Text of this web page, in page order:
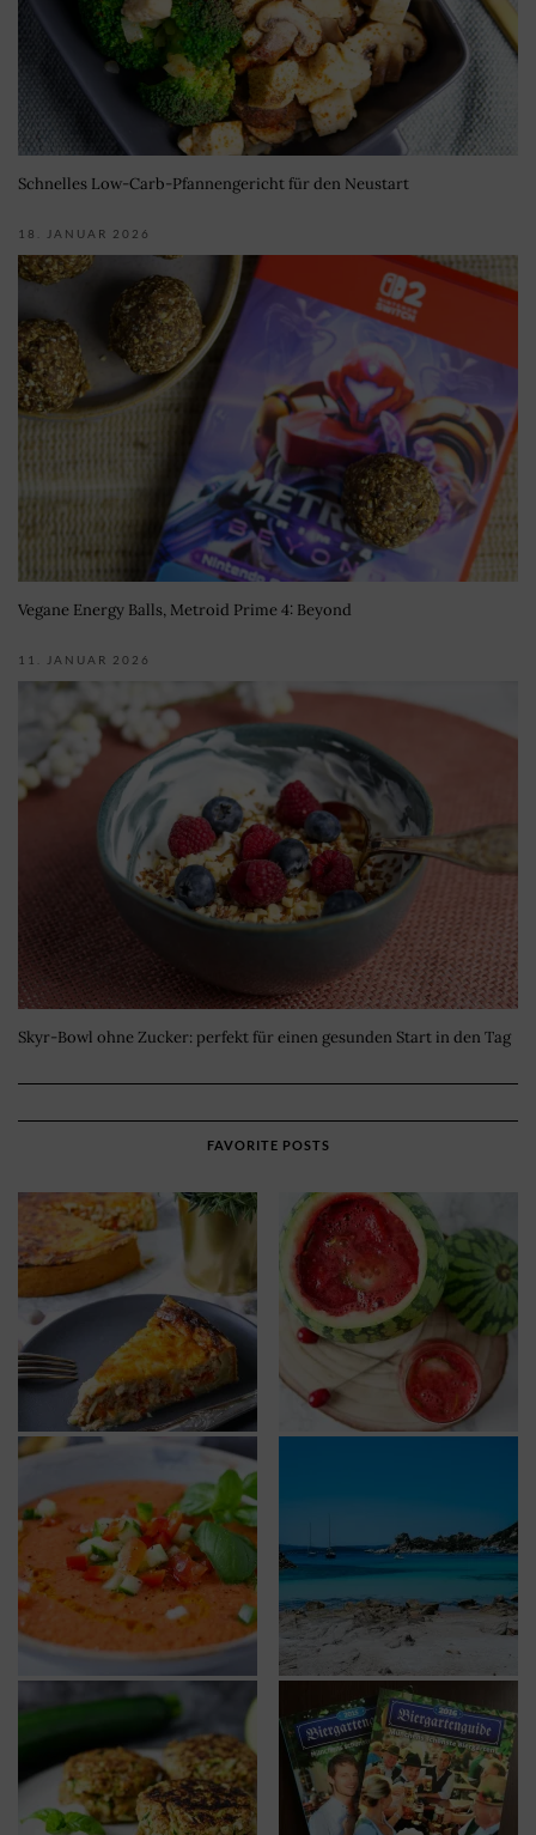
Schnelles Low-Carb-Pfannengericht für den Neustart
18. JANUAR 2026
Vegane Energy Balls, Metroid Prime 4: Beyond
11. JANUAR 2026
Skyr-Bowl ohne Zucker: perfekt für einen gesunden Start in den Tag
FAVORITE POSTS